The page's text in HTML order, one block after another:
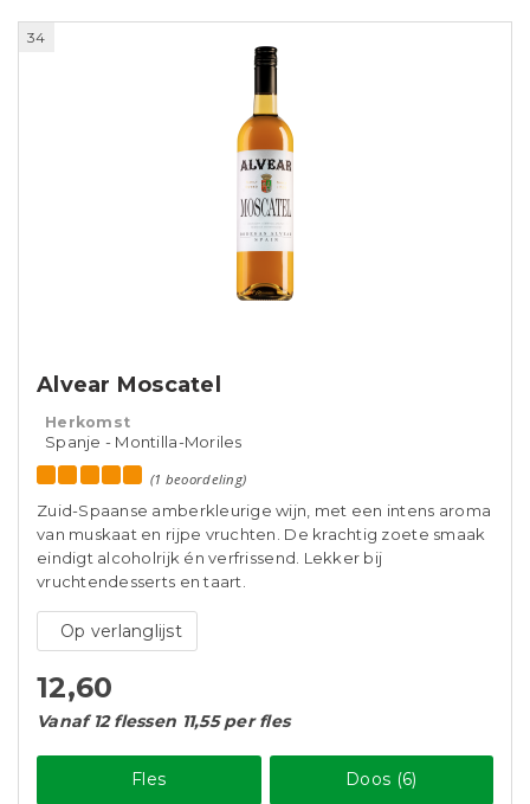
34
Alvear Moscatel
Herkomst
Spanje - Montilla-Moriles
(1 beoordeling)
Zuid-Spaanse amberkleurige wijn, met een intens aroma
van muskaat en rijpe vruchten. De krachtig zoete smaak
eindigt alcoholrijk én verfrissend. Lekker bij
vruchtendesserts en taart.
Op verlanglijst
12,60
Vanaf 12 flessen 11,55 per fles
Fles Doos (6)